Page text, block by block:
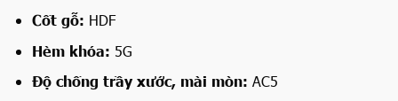
Cốt gỗ: HDF
Hèm khóa: 5G
Độ chống trầy xước, mài mòn: AC5